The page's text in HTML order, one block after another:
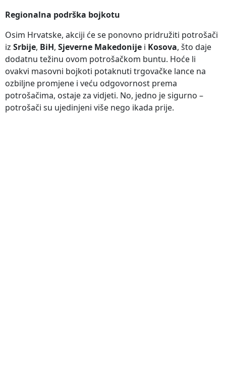
Regionalna podrška bojkotu
Osim Hrvatske, akciji će se ponovno pridružiti potrošači
iz Srbije, BiH, Sjeverne Makedonije i Kosova, što daje
dodatnu težinu ovom potrošačkom buntu. Hoće li
ovakvi masovni bojkoti potaknuti trgovačke lance na
ozbiljne promjene i veću odgovornost prema
potrošačima, ostaje za vidjeti. No, jedno je sigurno –
potrošači su ujedinjeni više nego ikada prije.